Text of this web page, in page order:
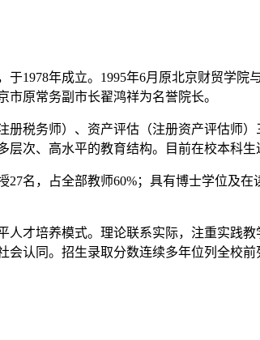
1978年成立。1995年6月原北京财贸学
市原常务副市长翟鸿祥为名誉院长。
税务师）、资产评估（注册资产评估师
次、高水平的教育结构。目前在校本科生
名，占全部教师60%；具有博士学位及
才培养模式。理论联系实际，注重实践
认同。招生录取分数连续多年位列全校前